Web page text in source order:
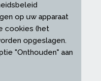
op uw apparaat
cookies (het
opgeslagen.
"Onthouden" aan